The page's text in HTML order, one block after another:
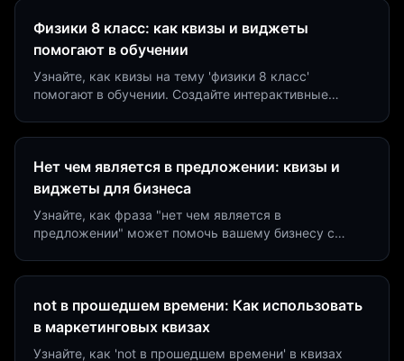
Физики 8 класс: как квизы и виджеты
помогают в обучении
Узнайте, как квизы на тему 'физики 8 класс'
помогают в обучении. Создайте интерактивные
Нет чем является в предложении: квизы и
виджеты для бизнеса
Узнайте, как фраза "нет чем является в
предложении" может помочь вашему бизнесу с
not в прошедшем времени: Как использовать
в маркетинговых квизах
Узнайте, как 'not в прошедшем времени' в квизах